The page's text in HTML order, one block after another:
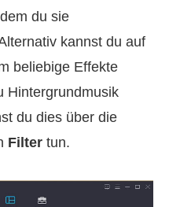
du sie
kannst du auf
beliebige Effekte
Hintergrundmusik
du dies über die
Filter tun.